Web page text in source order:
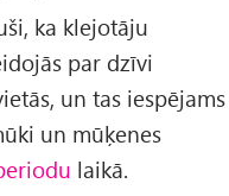
ka klejotāju
par dzīvi
un tas iespējams
un mūķenes
laikā.